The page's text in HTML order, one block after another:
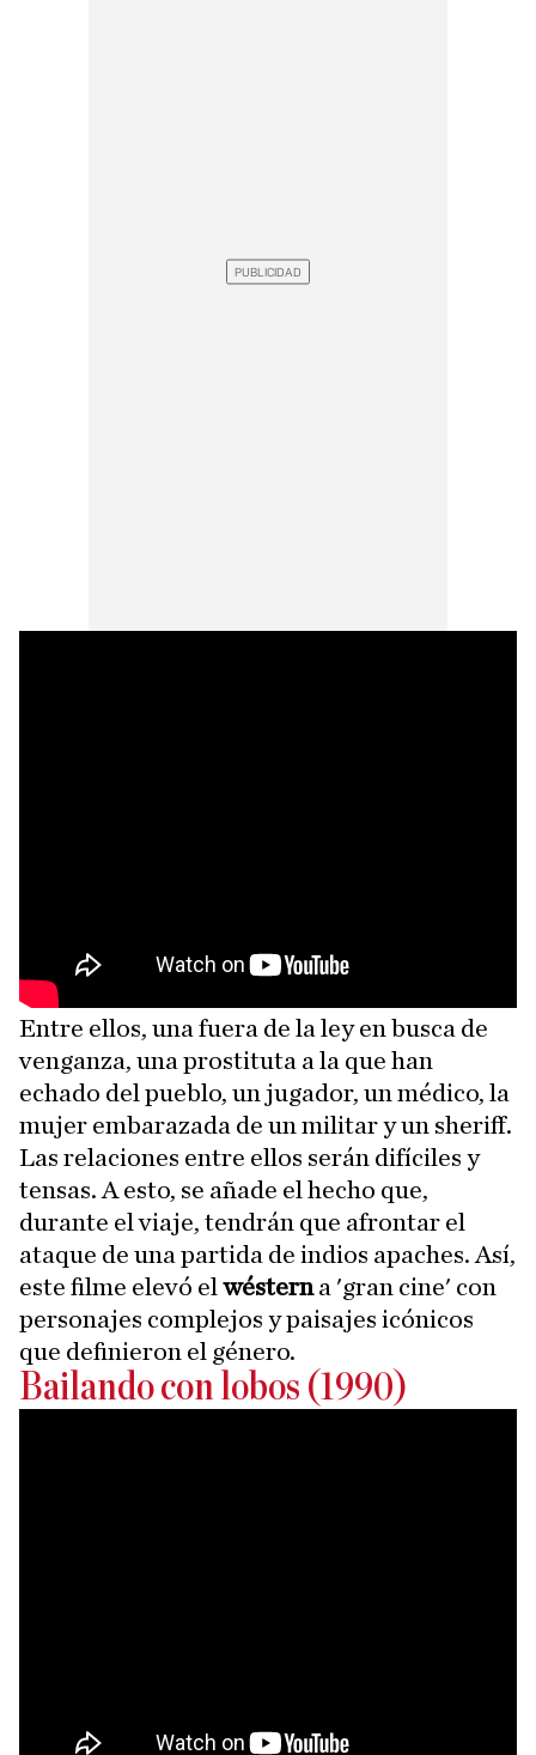
Entre ellos, una fuera de la ley en busca de
venganza, una prostituta a la que han
echado del pueblo, un jugador, un médico, la
mujer embarazada de un militar y un sheriff.
Las relaciones entre ellos serán difíciles y
tensas. A esto, se añade el hecho que,
durante el viaje, tendrán que afrontar el
ataque de una partida de indios apaches. Así,
este filme elevó el wésterna 'gran cine' con
personajes complejos y paisajes icónicos
que definieron el género.
Bailando con lobos (1990)